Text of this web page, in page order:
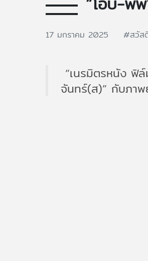
17 มกราคม 2025 #สวัส
“เนรมิตรหนัง ฟิ
จันทร์(ส)” กับภาพ